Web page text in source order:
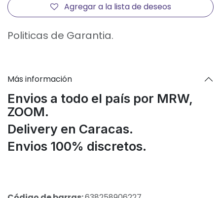
Agregar a la lista de deseos
Politicas de Garantia.
Más información
Envios a todo el país por MRW,
ZOOM.
Delivery en Caracas.
Envios 100% discretos.